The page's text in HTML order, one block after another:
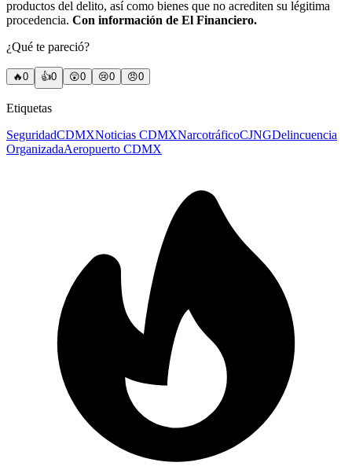
productos del delito, así como bienes que no acrediten su légitima
procedencia. Con información de El Financiero.
¿Qué te pareció?
🔥0 👍0 😲0 😢0 😠0
Etiquetas
SeguridadCDMXNoticias CDMXNarcotráficoCJNGDelincuencia
OrganizadaAeropuerto CDMX